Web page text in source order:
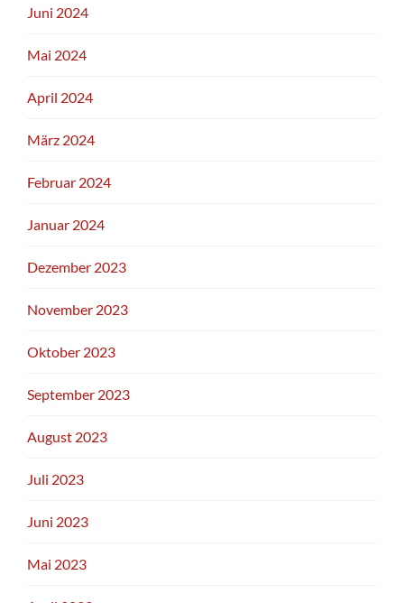
Juni 2024
Mai 2024
April 2024
März 2024
Februar 2024
Januar 2024
Dezember 2023
November 2023
Oktober 2023
September 2023
August 2023
Juli 2023
Juni 2023
Mai 2023